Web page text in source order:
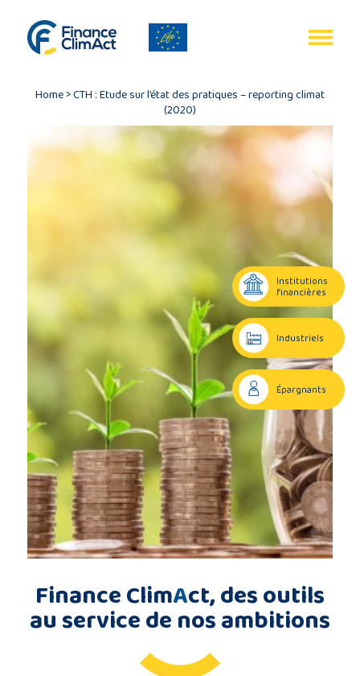
FR
Accueil
programme
Publications
Description
projet
Membres
consortium
Home>CTH : Etude sur l’état des pratiques – reporting climat
(2020)
Institutions
financières
Industriels
Épargnants
Finance ClimAct, des outils
au service de nos ambitions